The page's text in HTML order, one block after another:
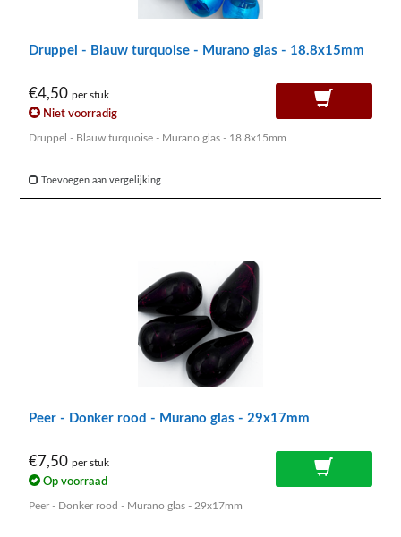
Druppel - Blauw turquoise - Murano glas - 18.8x15mm
€4,50 per stuk
Niet voorradig
Druppel - Blauw turquoise - Murano glas - 18.8x15mm
Toevoegen aan vergelijking
Peer - Donker rood - Murano glas - 29x17mm
€7,50 per stuk
Op voorraad
Peer - Donker rood - Murano glas - 29x17mm